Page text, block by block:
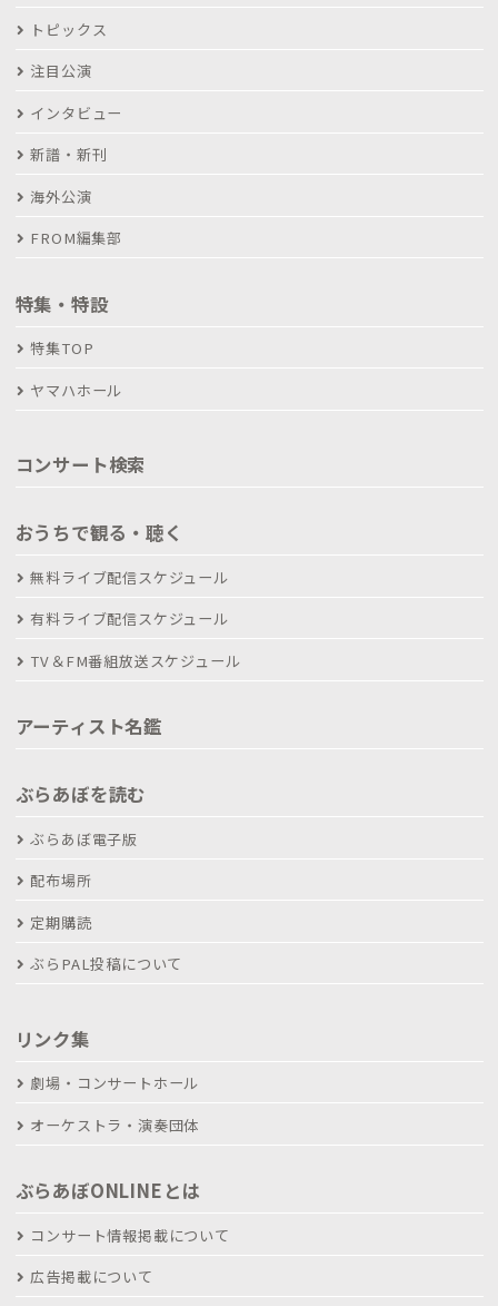
トピックス
注目公演
インタビュー
新譜・新刊
海外公演
FROM編集部
特集・特設
特集TOP
ヤマハホール
コンサート検索
おうちで観る・聴く
無料ライブ配信スケジュール
有料ライブ配信スケジュール
TV＆FM番組放送スケジュール
アーティスト名鑑
ぶらあぼを読む
ぶらあぼ電子版
配布場所
定期購読
ぶらPAL投稿について
リンク集
劇場・コンサートホール
オーケストラ・演奏団体
ぶらあぼONLINEとは
コンサート情報掲載について
広告掲載について